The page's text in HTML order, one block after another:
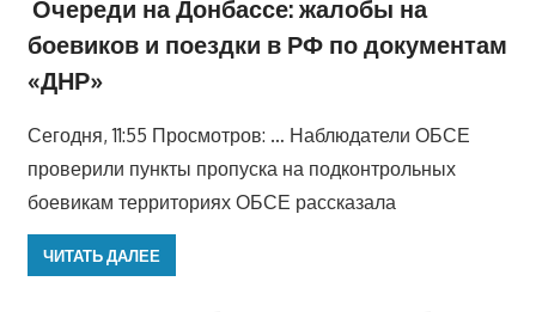
Очереди на Донбассе: жалобы на
боевиков и поездки в РФ по документам
«ДНР»
Сегодня, 11:55 Просмотров: … Наблюдатели ОБСЕ
проверили пункты пропуска на подконтрольных
боевикам территориях ОБСЕ рассказала
ЧИТАТЬ ДАЛЕЕ